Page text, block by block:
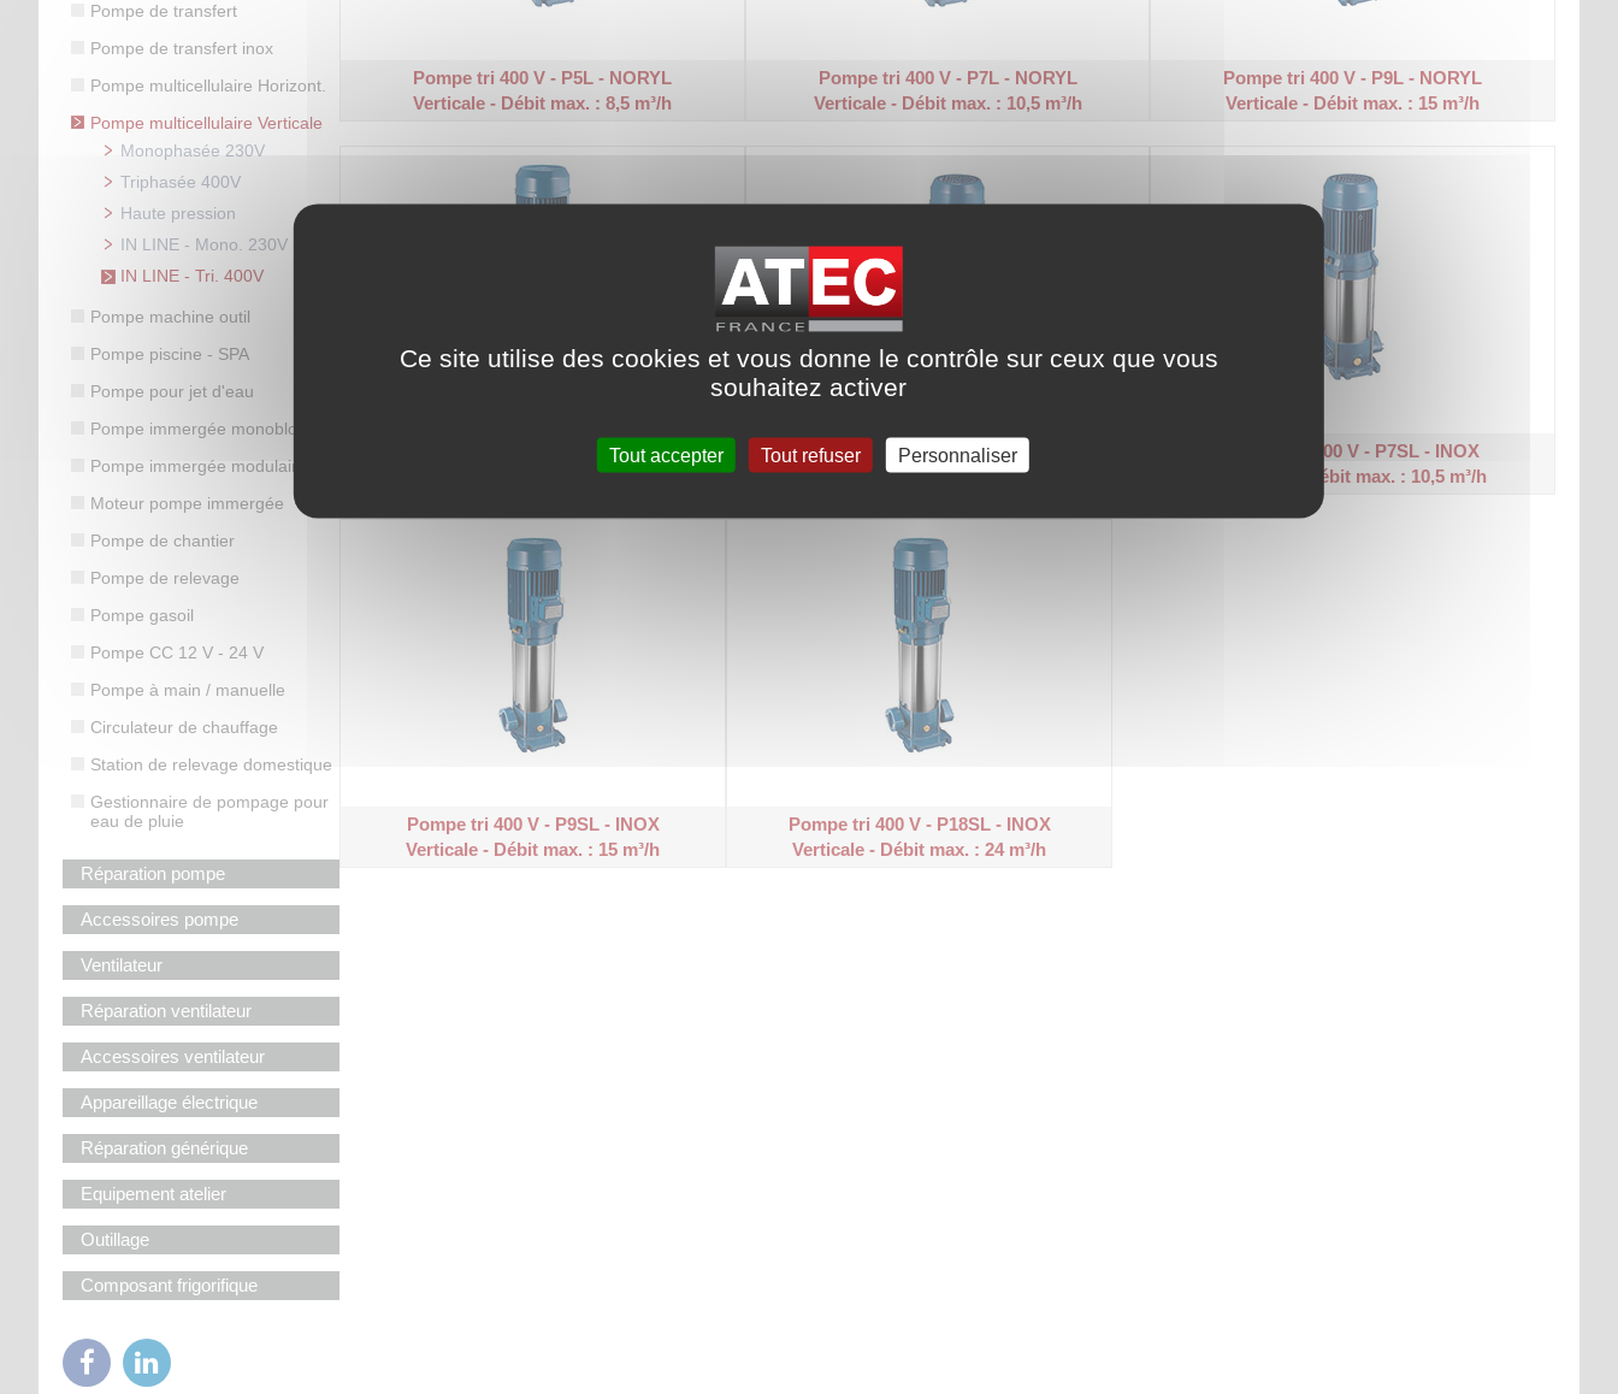
Pompe de transfert
Pompe de transfert inox
Pompe multicellulaire Horizont.
Pompe multicellulaire Verticale
Monophasée 230V
Triphasée 400V
Haute pression
IN LINE - Mono. 230V
IN LINE - Tri. 400V
Pompe machine outil
Pompe piscine - SPA
Pompe pour jet d'eau
Pompe immergée monobloc
Pompe immergée modulaire
Moteur pompe immergée
Pompe de chantier
Pompe de relevage
Pompe gasoil
Pompe CC 12 V - 24 V
Pompe à main / manuelle
Circulateur de chauffage
Station de relevage domestique
Gestionnaire de pompage pour
eau de pluie
Réparation pompe
Accessoires pompe
Ventilateur
Réparation ventilateur
Accessoires ventilateur
Appareillage électrique
Réparation générique
Equipement atelier
Outillage
Composant frigorifique
Pompe tri 400 V - P5L - NORYL
Verticale - Débit max. : 8,5 m³/h
Pompe tri 400 V - P7L - NORYL
Verticale - Débit max. : 10,5 m³/h
Pompe tri 400 V - P9L - NORYL
Verticale - Débit max. : 15 m³/h
Pompe tri 400 V - P18L - NORYL
Verticale - Débit max. : 24 m³/h
Pompe tri 400 V - P5SL - INOX
Verticale - Débit max. : 8,5 m³/h
Pompe tri 400 V - P7SL - INOX
Verticale - Débit max. : 10,5 m³/h
Pompe tri 400 V - P9SL - INOX
Verticale - Débit max. : 15 m³/h
Pompe tri 400 V - P18SL - INOX
Verticale - Débit max. : 24 m³/h
Ce site utilise des cookies et vous donne le contrôle sur ceux que vous
souhaitez activer
Tout accepter Tout refuser Personnaliser